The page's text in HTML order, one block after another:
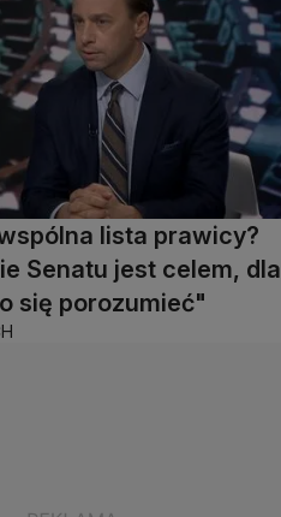
lista prawicy?
Senatu jest celem, dla
się porozumieć"